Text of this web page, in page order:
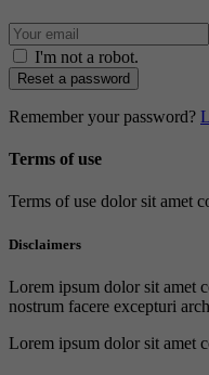
I'm not a robot.
Reset a password
Remember your password?
Terms of use
Terms of use dolor sit amet
Disclaimers
Lorem ipsum dolor sit amet
nostrum facere excepturi
Lorem ipsum dolor sit amet